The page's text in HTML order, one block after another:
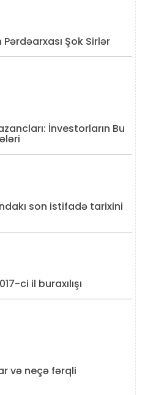
Şok Sirlər
İnvestorların Bu
son istifadə tarixini
ci il buraxılışı
və neçə fərqli